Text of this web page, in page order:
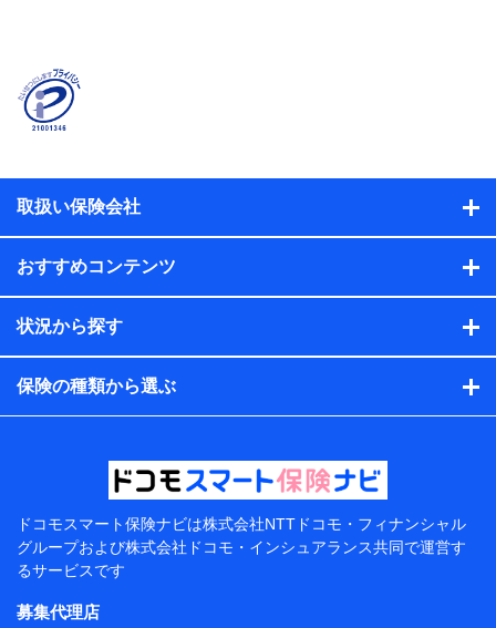
名、住所、生年月日、性別、保険契約者と被保険者の関
係、保険加入の目的、保険商品の内容、保険料、保険料
のお支払方法、車のメーカーや走行距離などの情報、建
ル内容や送信履歴の情報及び保険の更改案内等を提供し
保険契約情報
当社または株式会社NTTドコモ・フィナンシャルグルー
プが取得し、又は保有する保険契約に関する情報。例と
して、保険契約者及び被保険者の氏名、住所、生年月
日、性別、保険契約者と被保険者の関係、保険加入の目
的、保険商品の内容、保険料、保険料のお支払方法、車
のメーカーや走行距離などの情報、建物の構造や築年数
などの情報、ペットの種類や年齢などの情報などが含ま
提供当事者から受領当事者が個人データを取得する方法
電子的・電磁的方法等
【共同して利用する者の範囲】
当社
株式会社NTTドコモ・フィナンシャルグループ
【利用目的】
取扱い保険会社
おすすめコンテンツ
状況から探す
保険の種類から選ぶ
ドコモスマート保険ナビは株式会社NTTドコモ・フィナンシャル
グループおよび株式会社ドコモ・インシュアランス共同で運営す
るサービスです
募集代理店